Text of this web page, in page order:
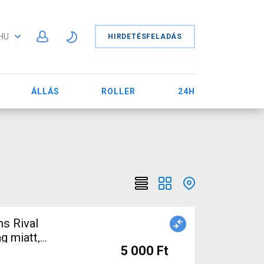
HU HIRDETÉSFELADÁS
ÁLLÁS ROLLER 24H
Rival
miatt,
5 000 Ft